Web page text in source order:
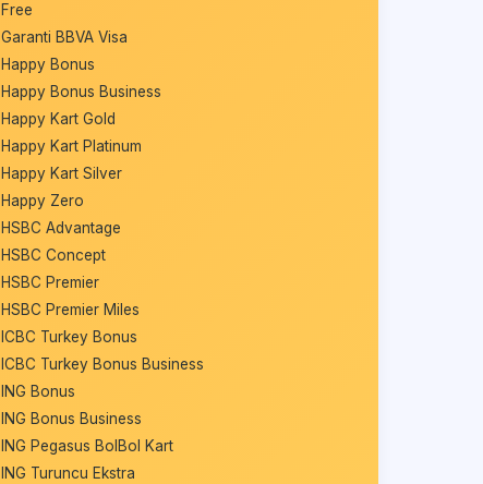
Free
Garanti BBVA Visa
Happy Bonus
Happy Bonus Business
Happy Kart Gold
Happy Kart Platinum
Happy Kart Silver
Happy Zero
HSBC Advantage
HSBC Concept
HSBC Premier
HSBC Premier Miles
ICBC Turkey Bonus
ICBC Turkey Bonus Business
ING Bonus
ING Bonus Business
ING Pegasus BolBol Kart
ING Turuncu Ekstra